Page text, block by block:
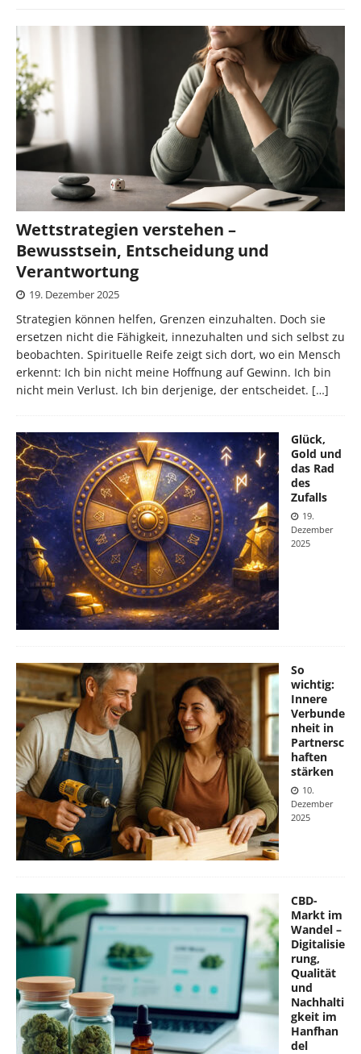
Wettstrategien verstehen –
Bewusstsein, Entscheidung und
Verantwortung
19. Dezember 2025
Strategien können helfen, Grenzen einzuhalten. Doch sie
ersetzen nicht die Fähigkeit, innezuhalten und sich selbst zu
beobachten. Spirituelle Reife zeigt sich dort, wo ein Mensch
erkennt: Ich bin nicht meine Hoffnung auf Gewinn. Ich bin
nicht mein Verlust. Ich bin derjenige, der entscheidet. […]
Glück,
Gold und
das Rad
des
Zufalls
19.
Dezember
2025
So
wichtig:
Innere
Verbunde
nheit in
Partnersc
haften
stärken
10.
Dezember
2025
CBD-
Markt im
Wandel –
Digitalisie
rung,
Qualität
und
Nachhalti
gkeit im
Hanfhan
del